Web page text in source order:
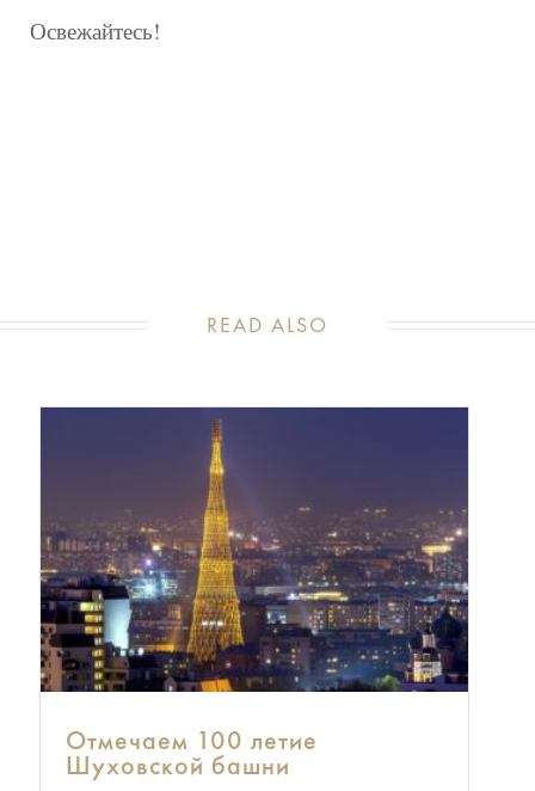
Освежайтесь!
READ ALSO
Отмечаем 100 летие
Шуховской башни